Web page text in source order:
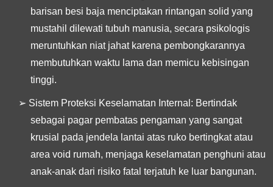
barisan besi baja menciptakan rintangan solid yang
mustahil dilewati tubuh manusia, secara psikologis
meruntuhkan niat jahat karena pembongkarannya
membutuhkan waktu lama dan memicu kebisingan
tinggi.
➢ Sistem Proteksi Keselamatan Internal: Bertindak
sebagai pagar pembatas pengaman yang sangat
krusial pada jendela lantai atas ruko bertingkat atau
area void rumah, menjaga keselamatan penghuni atau
anak-anak dari risiko fatal terjatuh ke luar bangunan.